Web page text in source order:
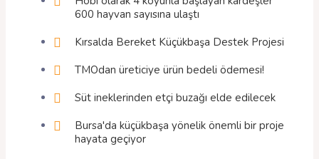
600 hayvan sayısına ulaştı
Kırsalda Bereket Küçükbaşa Destek Projesi
TMOdan üreticiye ürün bedeli ödemesi!
Süt ineklerinden etçi buzağı elde edilecek
Bursa'da küçükbaşa yönelik önemli bir proje
hayata geçiyor